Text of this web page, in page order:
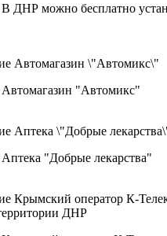
ДНР можно бесплатно
"Автомикс"
"Добрые лекарства"